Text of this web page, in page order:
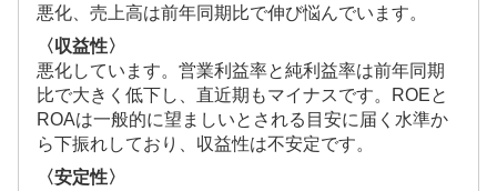
悪化、売上高は前年同期比で伸び悩んでいます。
〈収益性〉
悪化しています。営業利益率と純利益率は前年同期
比で大きく低下し、直近期もマイナスです。ROEと
ROAは一般的に望ましいとされる目安に届く水準か
ら下振れしており、収益性は不安定です。
〈安定性〉